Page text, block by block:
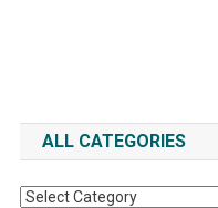
ALL CATEGORIES
All